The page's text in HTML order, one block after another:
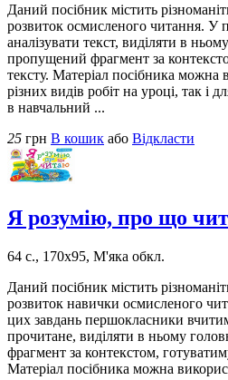
Даний посібник містить
розвиток осмисленого читання. У
аналізувати текст, виділяти в
пропущений фрагмент за
тексту. Матеріал посібника можна
різних видів робіт на уроці, так і
в навчальний ...
25 грн В кошик або Відкласти
Я розумію, про що
64 с., 170х95, М'яка обкл.
Даний посібник містить
розвиток навички осмисленого
цих завдань першокласники
прочитане, виділяти в ньому
фрагмент за контекстом,
Матеріал посібника можна